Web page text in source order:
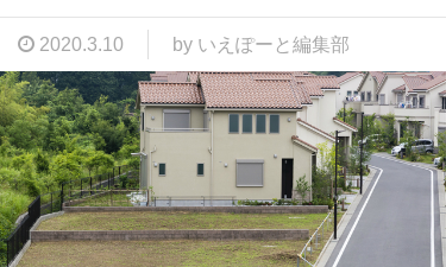
2020.3.10 by いえぽーと編集部